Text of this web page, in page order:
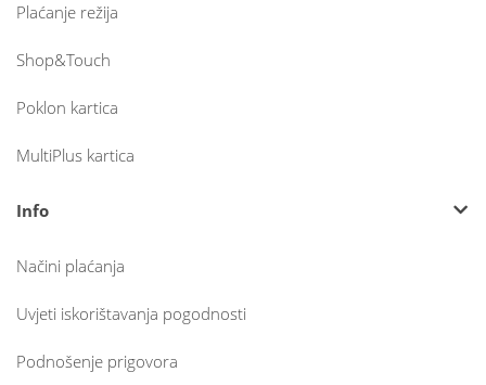
Plaćanje režija
Shop&Touch
Poklon kartica
MultiPlus kartica
Info
Načini plaćanja
Uvjeti iskorištavanja pogodnosti
Podnošenje prigovora